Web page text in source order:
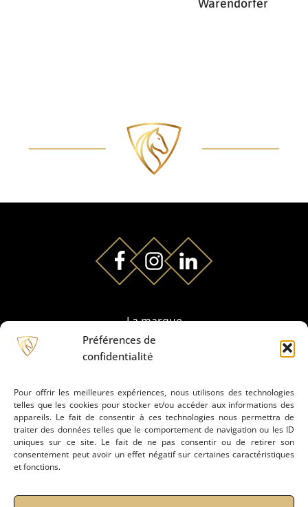
Préférences de
confidentialité
Pour offrir les meilleures expériences, nous utilisons des technologies
telles que les cookies pour stocker et/ou accéder aux informations des
appareils. Le fait de consentir à ces technologies nous permettra de
traiter des données telles que le comportement de navigation ou les ID
uniques sur ce site. Le fait de ne pas consentir ou de retirer son
consentement peut avoir un effet négatif sur certaines caractéristiques
et fonctions.
Warendorfer
La marque
Prestation de montage
Conseils
Actualités